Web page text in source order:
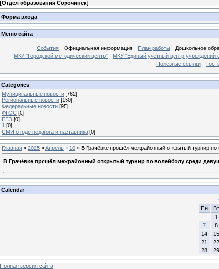
[Отдел образования Сорочинск]
Форма входа
Меню сайта
События Официальная информация План работы
Дошкольное
МКУ "Городской методический центр"
МКУ "Единый учетный центр учреждений
Полезные ссылки
Categories
Муниципальные новости [762]
Региональные новости [150]
Федеральные новости [95]
ФГОС [0]
ЕГЭ [0]
1 [0]
СМИ о годе педагога и наставника [0]
Главная » 2025 » Апрель » 10 » В Грачёвке прошёл межрайонный открытый турнир
В Грачёвке прошёл межрайонный открытый турнир по волейболу среди
Calendar
Пн
Вт
1
7
8
14
15
21
22
28
29
Полная версия сайта